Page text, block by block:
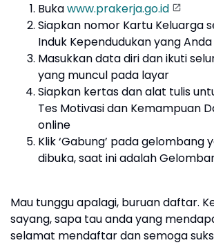
Bukawww.prakerja.go.id
Siapkan nomor Kartu Keluarga
Induk Kependudukan yang
Masukkan data diri dan ikuti
yang muncul pada layar
Siapkan kertas dan alat tulis
Tes Motivasi dan Kemampuan
online
Klik ‘Gabung’ pada gelombang
dibuka, saat ini adalah
Mau tunggu apalagi, buruan daftar.
sayang, sapa tau anda yang
selamat mendaftar dan semoga